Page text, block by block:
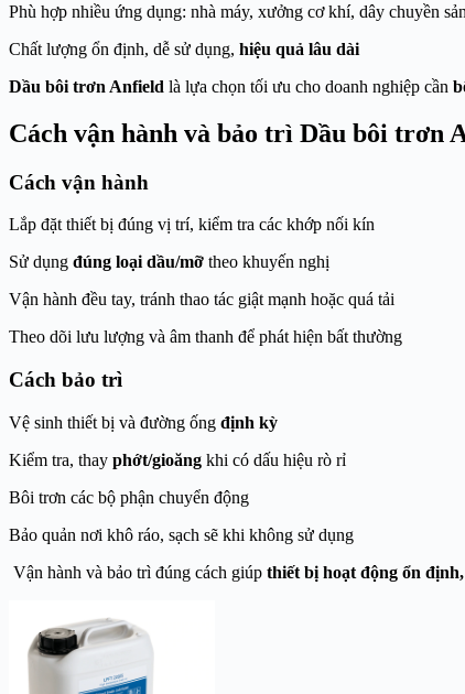
Phù hợp nhiều ứng dụng: nhà máy, xưởng cơ khí, dây chuyền
Chất lượng ổn định, dễ sử dụng, hiệu quả lâu dài
Dầu bôi trơn Anfield là lựa chọn tối ưu cho doanh nghiệp cần
Cách vận hành và bảo trì Dầu bôi trơn
Cách vận hành
Lắp đặt thiết bị đúng vị trí, kiểm tra các khớp nối kín
Sử dụng đúng loại dầu/mỡ theo khuyến nghị
Vận hành đều tay, tránh thao tác giật mạnh hoặc quá tải
Theo dõi lưu lượng và âm thanh để phát hiện bất thường
Cách bảo trì
Vệ sinh thiết bị và đường ống định kỳ
Kiểm tra, thay phớt/gioăng khi có dấu hiệu rò rỉ
Bôi trơn các bộ phận chuyển động
Bảo quản nơi khô ráo, sạch sẽ khi không sử dụng
Vận hành và bảo trì đúng cách giúp thiết bị hoạt động ổn